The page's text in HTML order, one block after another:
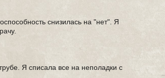
снизилась на "нет". Я
Я списала все на неполадки с